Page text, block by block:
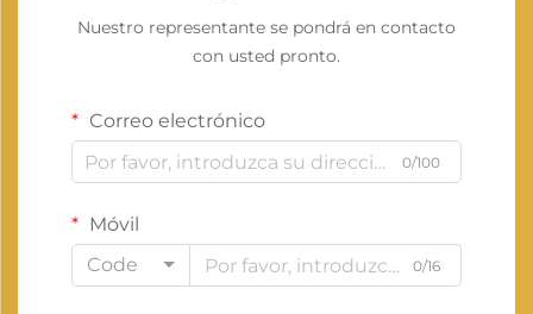
Nuestro representante se pondrá en contacto
con usted pronto.
Correo electrónico
0/100
Móvil
Code
0/16